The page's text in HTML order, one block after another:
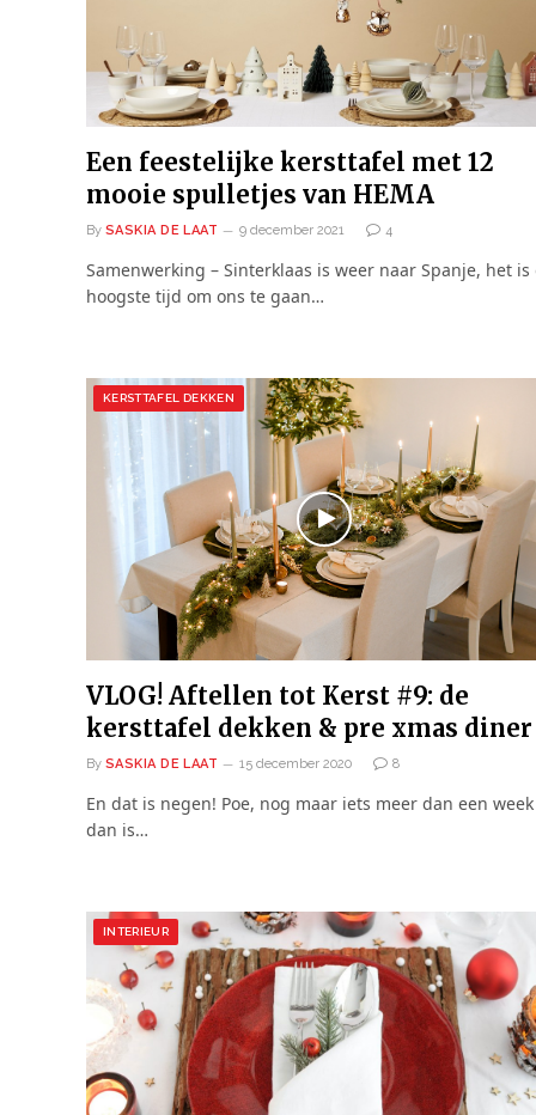
Een feestelijke kersttafel met 12
mooie spulletjes van HEMA
By SASKIA DE LAAT 9 december 2021 4
Samenwerking – Sinterklaas is weer naar Spanje, het is
hoogste tijd om ons te gaan…
KERSTTAFEL DEKKEN
VLOG! Aftellen tot Kerst #9: de
kersttafel dekken & pre xmas diner
By SASKIA DE LAAT 15 december 2020 8
En dat is negen! Poe, nog maar iets meer dan een
dan is…
INTERIEUR